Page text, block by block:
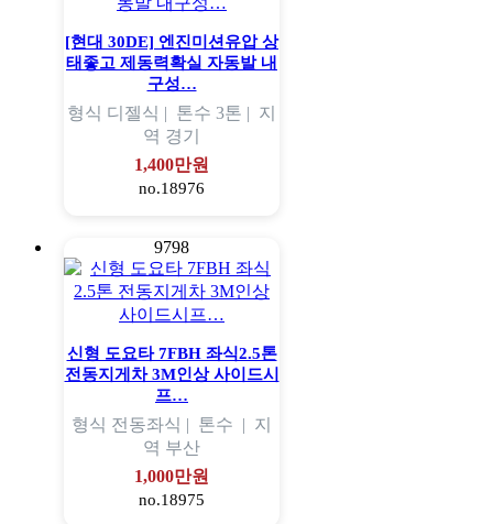
[현대 30DE] 엔진미션유압 상
태좋고 제동력확실 자동발 내
구성…
형식 디젤식 | 톤수 3톤 | 지
역 경기
1,400만원
no.18976
9798
신형 도요타 7FBH 좌식2.5톤
전동지게차 3M인상 사이드시
프…
형식 전동좌식 | 톤수 | 지
역 부산
1,000만원
no.18975